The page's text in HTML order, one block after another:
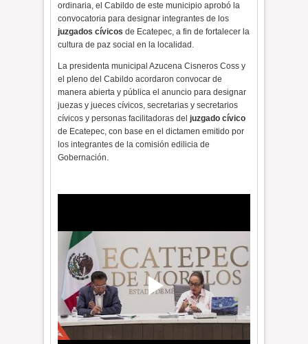
ordinaria, el Cabildo de este municipio aprobó la
convocatoria para designar integrantes de los
juzgados cívicos de Ecatepec, a fin de fortalecer la
cultura de paz social en la localidad.
La presidenta municipal Azucena Cisneros Coss y
el pleno del Cabildo acordaron convocar de
manera abierta y pública el anuncio para designar
juezas y jueces cívicos, secretarias y secretarios
cívicos y personas facilitadoras deljuzgado cívico
de Ecatepec, con base en el dictamen emitido por
los integrantes de la comisión edilicia de
Gobernación.